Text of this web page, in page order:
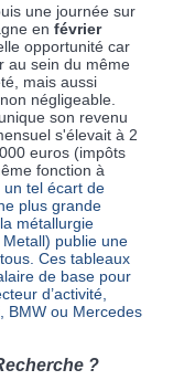
une journée sur
en février
opportunité car
au sein du même
mais aussi
négligeable.
son revenu
s'élevait à 2
euros (impôts
fonction à
un tel écart de
plus grande
métallurgie
publie une
Ces tableaux
de base pour
d’activité,
BMW ou Mercedes
?